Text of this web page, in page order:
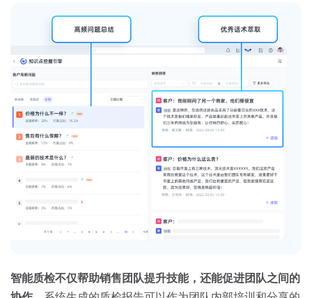
智能质检不仅帮助销售团队提升技能，还能促进团队之间的